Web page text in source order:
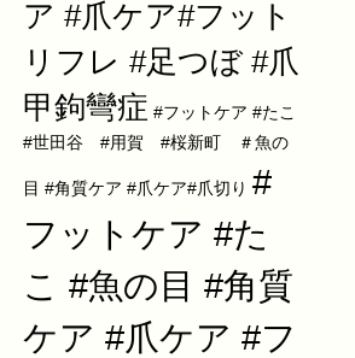
ア #爪ケア#フット
リフレ #足つぼ #爪
甲鉤彎症 #フットケア #たこ
#世田谷 #用賀 #桜新町 ＃魚の
目 #角質ケア #爪ケア#爪切り #
フットケア #た
こ #魚の目 #角質
ケア #爪ケア #フ